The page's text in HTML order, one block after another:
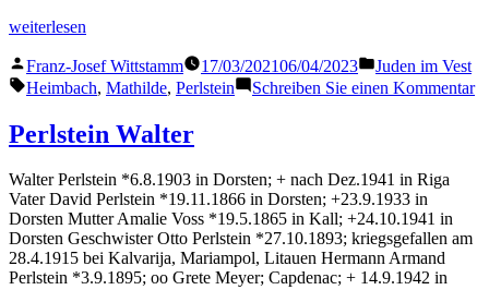
„Perlstein
weiterlesen
Veröffentlicht
von
Franz-Josef Wittstamm 17/03/202106/04/2023
Veröffentlicht
in
Juden im Vest
Schlagwörter:
Heimbach, Mathilde, Perlstein Schreiben Sie einen Kommentarzu
Perlstein Walter
Walter Perlstein *6.8.1903 in Dorsten; + nach Dez.1941 in Riga
Vater David Perlstein *19.11.1866 in Dorsten; +23.9.1933 in
Dorsten Mutter Amalie Voss *19.5.1865 in Kall; +24.10.1941 in
Dorsten Geschwister Otto Perlstein *27.10.1893; kriegsgefallen am
28.4.1915 bei Kalvarija, Mariampol, Litauen Hermann Armand
Perlstein *3.9.1895; oo Grete Meyer; Capdenac; + 14.9.1942 in